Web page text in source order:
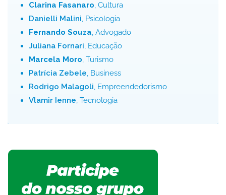
Clarina Fasanaro, Cultura
Danielli Malini, Psicologia
Fernando Souza, Advogado
Juliana Fornari, Educação
Marcela Moro, Turismo
Patrícia Zebele, Business
Rodrigo Malagoli, Empreendedorismo
Vlamir Ienne, Tecnologia